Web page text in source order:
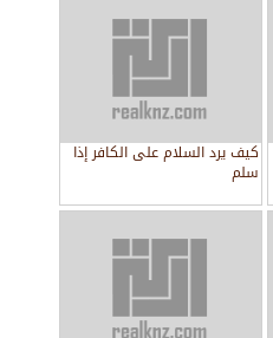
كيف يرد السلام على الكافر إذا
سلم